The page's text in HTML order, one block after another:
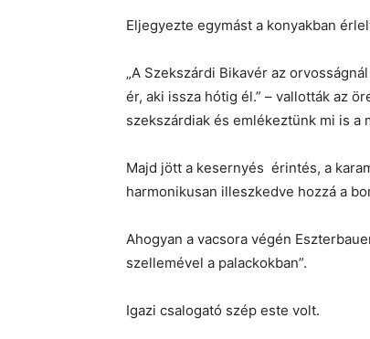
Eljegyezte egymást a konyakban
„A Szekszárdi Bikavér az
ér, aki issza hótig él.” – vallották az
szekszárdiak és emlékeztünk mi is a
Majd jött a kesernyés érintés, a
harmonikusan illeszkedve hozzá a
Ahogyan a vacsora végén
szellemével a palackokban”.
Igazi csalogató szép este volt.